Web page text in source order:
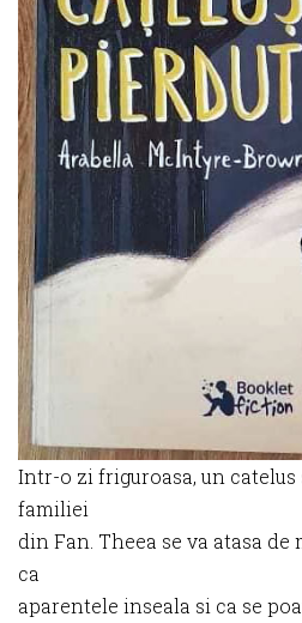
Intr-o zi friguroasa, un
familiei
din Fan. Theea se va atasa
ca
aparentele inseala si ca se